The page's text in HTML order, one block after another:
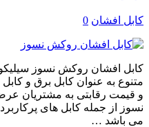
کابل افشان 0
متنوع به عنوان کابل برق و
و قیمت رقابتی به مشتریان
نسوز از جمله کابل های
می باشد …